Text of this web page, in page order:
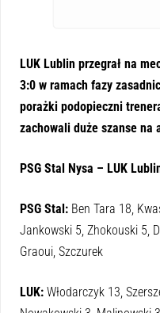
LUK Lublin przegrał na
3:0 w ramach fazy
porażki podopieczni
zachowali duże szanse na
PSG Stal Nysa – LUK
PSG Stal: Ben Tara 18,
Jankowski 5, Zhokouski 5,
Graoui, Szczurek
LUK: Włodarczyk 13,